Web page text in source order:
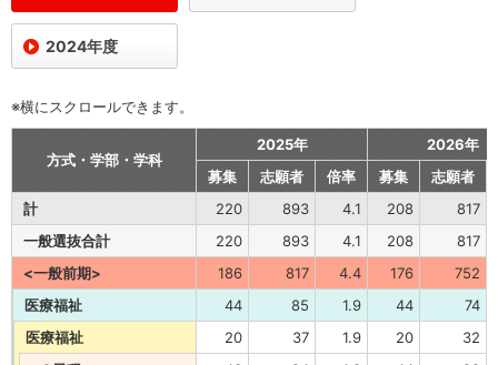
2024年度
※横にスクロールできます。
方式・学部・学科
2025年
2026年
募集
志願者 倍率 募集
志願者
計
220 893 4.1 208
817
一般選抜合計
220 893 4.1 208
817
<一般前期>
186 817 4.4 176
752
医療福祉
44 85 1.9 44
74
医療福祉
20 37 1.9 20
32